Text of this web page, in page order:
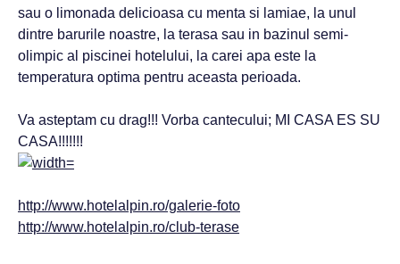
sau o limonada delicioasa cu menta si lamiae, la unul
dintre barurile noastre, la terasa sau in bazinul semi-
olimpic al piscinei hotelului, la carei apa este la
temperatura optima pentru aceasta perioada.
Va asteptam cu drag!!! Vorba cantecului; MI CASA ES SU
CASA!!!!!!!
http://www.hotelalpin.ro/galerie-foto
http://www.hotelalpin.ro/club-terase